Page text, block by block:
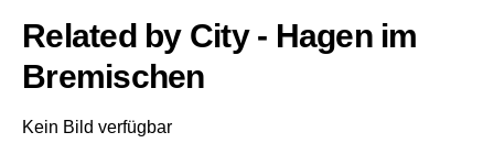
Related by City - Hagen im
Bremischen
Kein Bild verfügbar